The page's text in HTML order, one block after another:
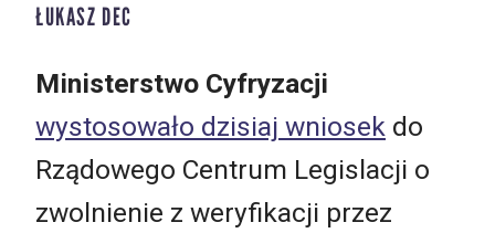
ŁUKASZ DEC
Ministerstwo Cyfryzacji
wystosowało dzisiaj wniosek do
Rządowego Centrum Legislacji o
zwolnienie z weryfikacji przez